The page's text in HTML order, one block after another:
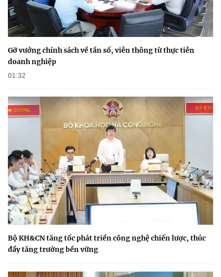
Gỡ vướng chính sách về tần số, viễn thông từ thực tiễn
doanh nghiệp
01:32
Bộ KH&CN tăng tốc phát triển công nghệ chiến lược, thúc
đẩy tăng trưởng bền vững